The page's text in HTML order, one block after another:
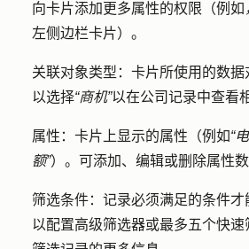
向卡片添加更多属性的权限（例如
左侧边栏卡片）。
关联对象类型 ：卡片所使用的数
以选择“商机”以在公司记录中查看
属性 ：卡片上显示的属性（例如“
额”）。可添加、编辑或删除属性数
筛选条件：记录必须满足的条件
以配置高级筛选器或最多五个快